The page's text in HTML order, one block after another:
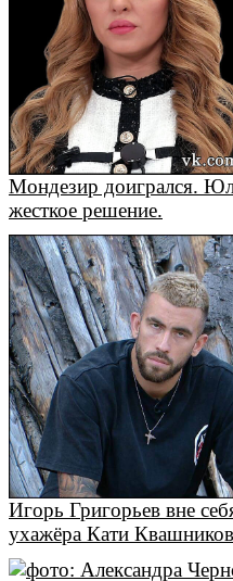
Мондезир доигрался.
жесткое решение.
Игорь Григорьев вне
ухажёра Кати